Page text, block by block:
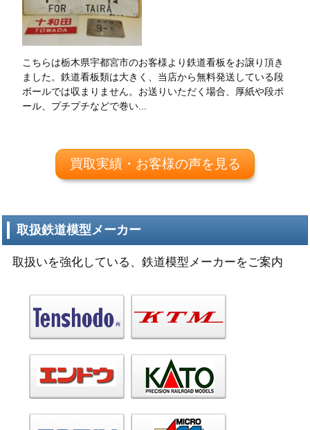
こちらは栃木県宇都宮市のお客様より鉄道看板をお譲り頂き
ました。鉄道看板類は大きく、当店から無料発送している段
ボールでは収まりません。お送りいただく場合、厚紙や段ボ
ール、プチプチなどで巻い...
買取実績・お客様の声を見る
取扱鉄道模型メーカー
取扱いを強化している、鉄道模型メーカーをご案内